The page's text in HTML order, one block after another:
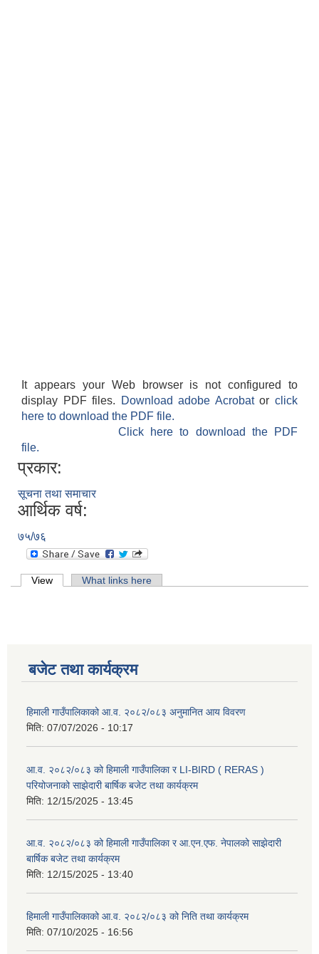
It appears your Web browser is not configured to
display PDF files.
Download adobe Acrobatorclick
here to download the PDF file.
Click here to download the PDF
file.
प्रकार:
सूचना तथा समाचार
आर्थिक वर्ष:
७५/७६
Primary tabs
View (active tab)What links here
बजेट तथा कार्यक्रम
हिमाली गाउँपालिकाको आ.व. २०८२/०८३ अनुमानित आय विवरण
मिति: 07/07/2026 - 10:17
आ.व. २०८२/०८३ को हिमाली गाउँपालिका र LI-BIRD ( RERAS )
परियोजनाको साझेदारी बार्षिक बजेट तथा कार्यक्रम
मिति: 12/15/2025 - 13:45
आ.व. २०८२/०८३ को हिमाली गाउँपालिका र आ.एन.एफ. नेपालको साझेदारी
बार्षिक बजेट तथा कार्यक्रम
मिति: 12/15/2025 - 13:40
हिमाली गाउँपालिकाको आ.व. २०८२/०८३ को निति तथा कार्यक्रम
मिति: 07/10/2025 - 16:56